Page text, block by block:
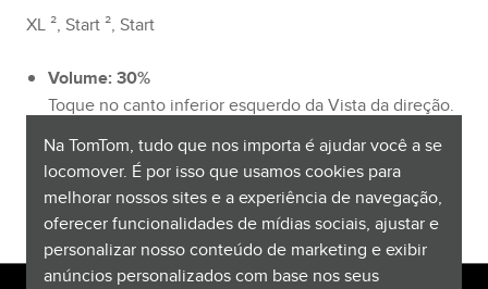
Na TomTom, tudo que nos importa é ajudar você a se
locomover. É por isso que usamos cookies para
melhorar nossos sites e a experiência de navegação,
oferecer funcionalidades de mídias sociais, ajustar e
personalizar nosso conteúdo de marketing e exibir
anúncios personalizados com base nos seus
XL ², Start ², Start
Volume: 30%
Toque no canto inferior esquerdo da Vista da direção.
Em seguida, mova o controle deslizante para a
esquerda.
Volume = 30% ou inferior